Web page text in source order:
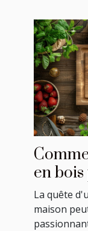
en
maison
La quête
maison